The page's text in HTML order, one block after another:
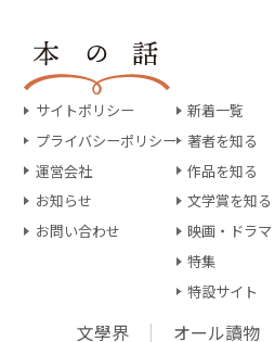
サイトポリシー
プライバシーポリシー
運営会社
お知らせ
お問い合わせ
新着一覧
著者を知る
作品を知る
文学賞を知る
映画・ドラ
特集
特設サイト
文學界 オール讀物